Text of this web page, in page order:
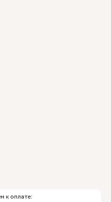
к оплате: